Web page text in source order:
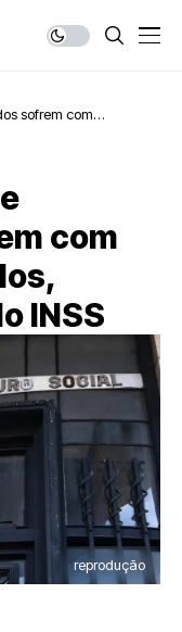
sofrem com
com
INSS
reprodução